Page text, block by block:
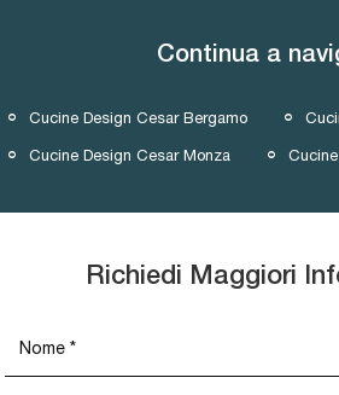
Continua a
Cucine Design Cesar Bergamo
Cucine Design Cesar Monza
Richiedi Maggiori